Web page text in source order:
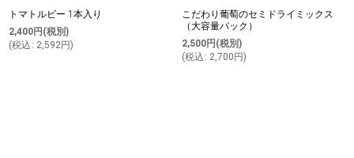
トマトルビー 1本入り
2,400円 (税別)
(税込 : 2,592円)
こだわり葡萄のセミドライミックス
（大容量パック）
2,500円 (税別)
(税込 : 2,700 円)